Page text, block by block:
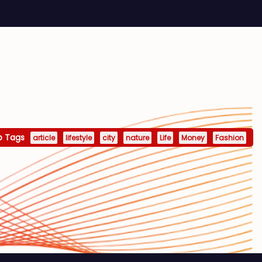
Tags article lifestyle city nature Life Money Fashion